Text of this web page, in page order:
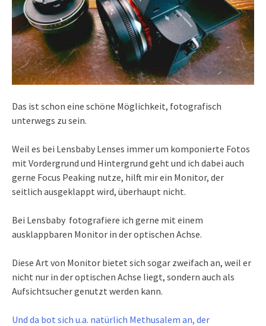
Das ist schon eine schöne Möglichkeit, fotografisch
unterwegs zu sein.
Weil es bei Lensbaby Lenses immer um komponierte Fotos
mit Vordergrund und Hintergrund geht und ich dabei auch
gerne Focus Peaking nutze, hilft mir ein Monitor, der
seitlich ausgeklappt wird, überhaupt nicht.
Bei Lensbaby fotografiere ich gerne mit einem
ausklappbaren Monitor in der optischen Achse.
Diese Art von Monitor bietet sich sogar zweifach an, weil er
nicht nur in der optischen Achse liegt, sondern auch als
Aufsichtsucher genutzt werden kann.
Und da bot sich u.a. natürlich Methusalem an, der